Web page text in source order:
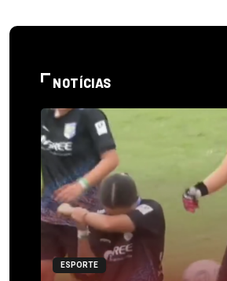
NOTÍCIAS
ESPORTE